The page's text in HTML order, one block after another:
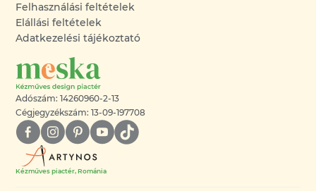
Felhasználási feltételek
Elállási feltételek
Adatkezelési tájékoztató
Adószám: 14260960-2-13
Cégjegyzékszám: 13-09-197708
Kézműves piactér, Románia